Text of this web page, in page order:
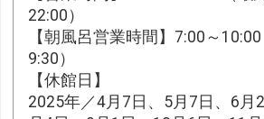
22:00）
【朝風呂営業時間】7:00～
9:30）
【休館日】
2025年／4月7日、5月7日、6月